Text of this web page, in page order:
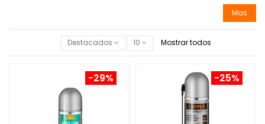
Mas
Destacados 10 Mostrar todos
-29% -25%